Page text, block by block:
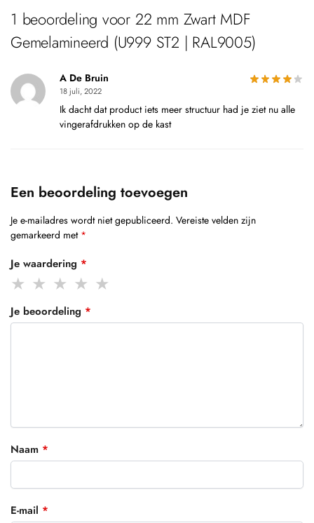
1 beoordeling voor 22 mm Zwart MDF
Gemelamineerd (U999 ST2 | RAL9005)
A De Bruin
18 juli, 2022
Ik dacht dat product iets meer structuur had je ziet nu alle
vingerafdrukken op de kast
Een beoordeling toevoegen
Je e-mailadres wordt niet gepubliceerd. Vereiste velden zijn
gemarkeerd met *
Je waardering *
Je beoordeling *
Naam *
E-mail *